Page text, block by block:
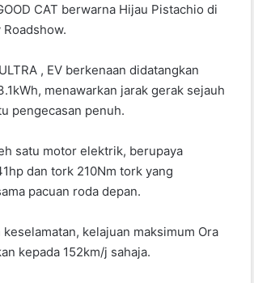
CAT berwarna Hijau Pistachio di
, EV berkenaan didatangkan
menawarkan jarak gerak sejauh
pengecasan penuh.
satu motor elektrik, berupaya
dan tork 210Nm tork yang
pacuan roda depan.
keselamatan, kelajuan maksimum Ora
kepada 152km/j sahaja.